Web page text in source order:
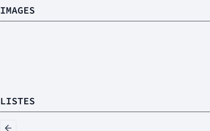
IMAGES
LISTES